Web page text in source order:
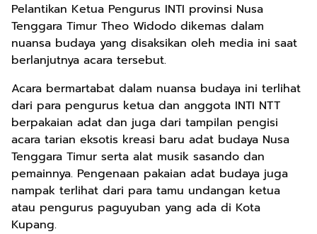
Pelantikan Ketua Pengurus INTI provinsi Nusa
Tenggara Timur Theo Widodo dikemas dalam
nuansa budaya yang disaksikan oleh media ini saat
berlanjutnya acara tersebut.
Acara bermartabat dalam nuansa budaya ini terlihat
dari para pengurus ketua dan anggota INTI NTT
berpakaian adat dan juga dari tampilan pengisi
acara tarian eksotis kreasi baru adat budaya Nusa
Tenggara Timur serta alat musik sasando dan
pemainnya. Pengenaan pakaian adat budaya juga
nampak terlihat dari para tamu undangan ketua
atau pengurus paguyuban yang ada di Kota
Kupang.